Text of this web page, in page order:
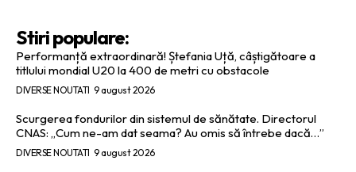
Stiri populare:
Performanță extraordinară! Ștefania Uță, câștigătoare a
titlului mondial U20 la 400 de metri cu obstacole
DIVERSE NOUTATI 9 august 2026
Scurgerea fondurilor din sistemul de sănătate. Directorul
CNAS: „Cum ne-am dat seama? Au omis să întrebe dacă…”
DIVERSE NOUTATI 9 august 2026